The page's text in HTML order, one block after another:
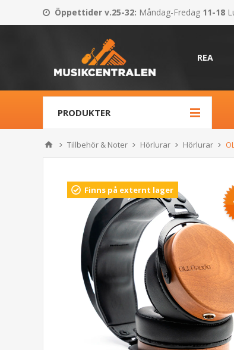
Öppettider v.25-32: Måndag-Fredag 11-18
REA
PRODUKTER
Tillbehör & Noter Hörlurar Hörlurar
Finns på externt lager